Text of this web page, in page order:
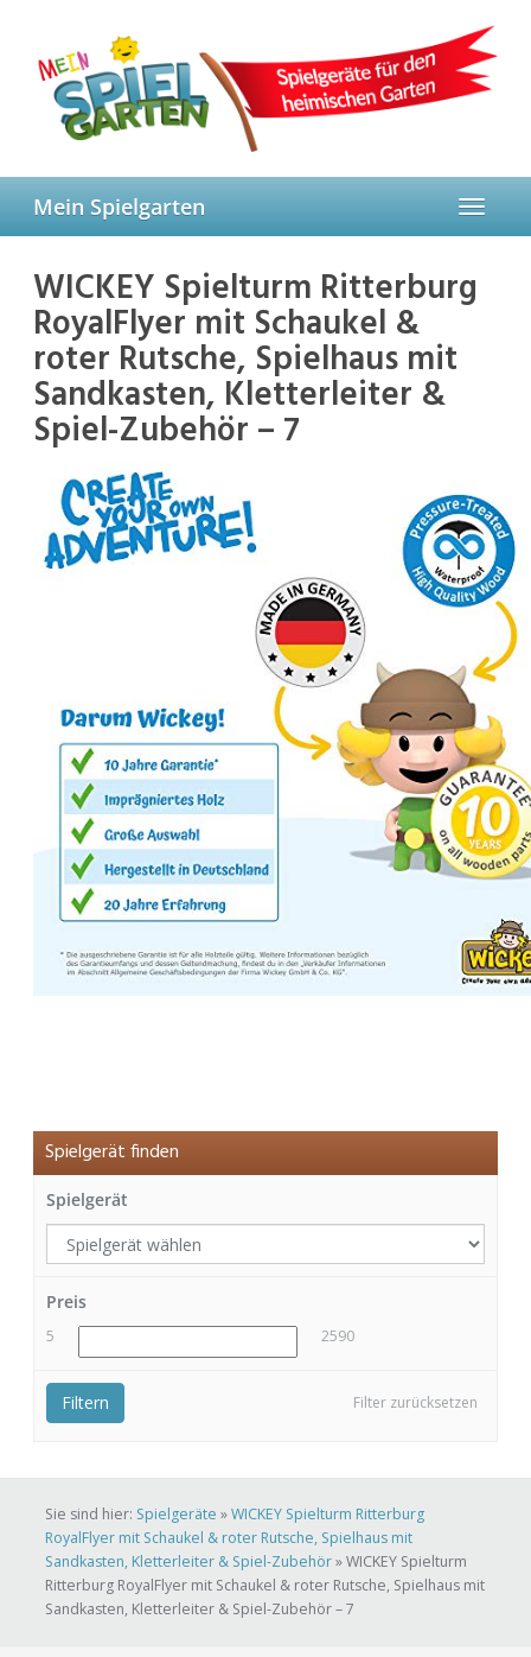
content
Toggle
Mein Spielgarten
WICKEY Spielturm Ritterburg
RoyalFlyer mit Schaukel &
roter Rutsche, Spielhaus mit
Sandkasten, Kletterleiter &
Spiel-Zubehör – 7
Spielgerät finden
Spielgerät
Preis
5 2590
Filter zurücksetzen
Filtern
Sie sind hier: Spielgeräte »WICKEY Spielturm Ritterburg
RoyalFlyer mit Schaukel & roter Rutsche, Spielhaus mit
Sandkasten, Kletterleiter & Spiel-Zubehör»WICKEY Spielturm
Ritterburg RoyalFlyer mit Schaukel & roter Rutsche, Spielhaus mit
Sandkasten, Kletterleiter & Spiel-Zubehör – 7